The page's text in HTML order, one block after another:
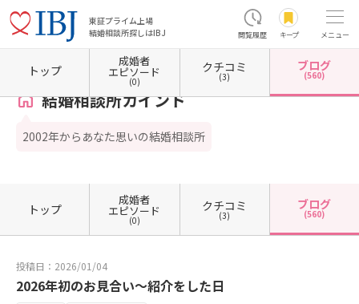
東証プライム上場
結婚相談所探しはIBJ
閲覧履歴 キープ メニュー
ホーム 大阪府の結婚相談所 大阪府大阪市 大阪府大阪市東淀川区 結婚相談所カインド
結婚相談所カインド
2002年からあなた思いの結婚相談所
トップ
成婚者
エピソード
(0)
クチコミ
(3)
ブログ
(560)
トップ
成婚者
エピソード
(0)
クチコミ
(3)
ブログ
(560)
投稿日：2026/01/04
2026年初のお見合い〜紹介をした日